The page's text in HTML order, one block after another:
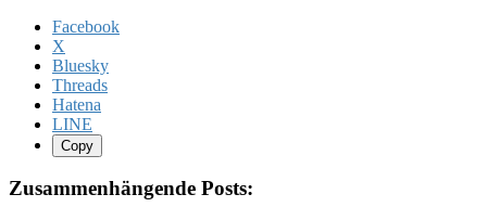
Facebook
X
Bluesky
Threads
Hatena
LINE
Copy
Zusammenhängende Posts: